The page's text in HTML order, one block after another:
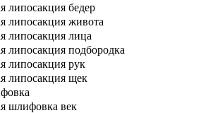
липосакция бедер
липосакция живота
липосакция лица
липосакция подбородка
липосакция рук
липосакция щек
шлифовка век